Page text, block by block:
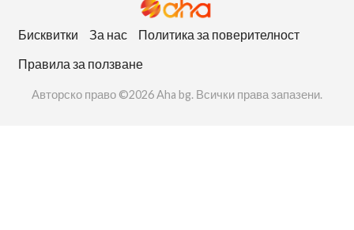
Бисквитки За нас
Политика за поверителност
Правила за ползване
Авторско право ©2026 Aha bg. Всички права запазени.